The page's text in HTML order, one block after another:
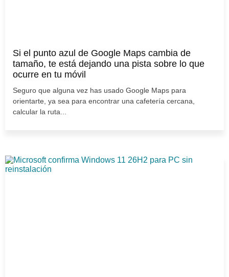
Si el punto azul de Google Maps cambia de
tamaño, te está dejando una pista sobre lo que
ocurre en tu móvil
Seguro que alguna vez has usado Google Maps para
orientarte, ya sea para encontrar una cafetería cercana,
calcular la ruta...